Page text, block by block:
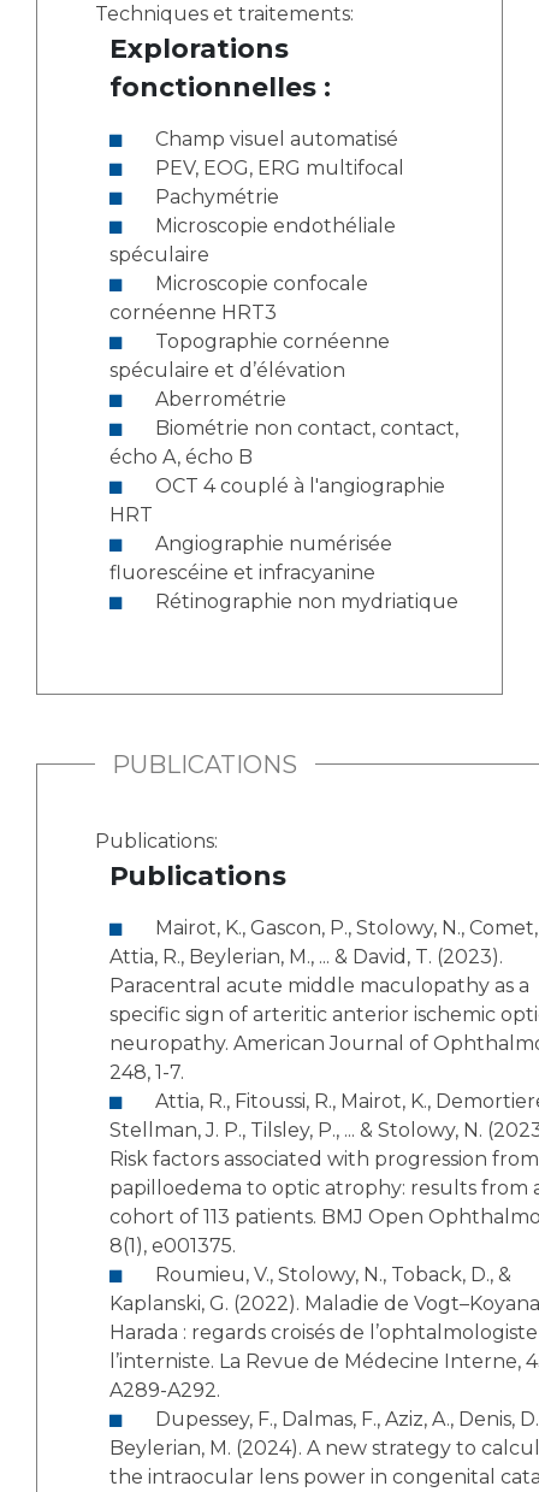
Techniques et traitements:
Explorations
fonctionnelles :
Champ visuel automatisé
PEV, EOG, ERG multifocal
Pachymétrie
spéculaire
cornéenne HRT3
spéculaire et d’élévation
Aberrométrie
écho A, écho B
HRT
fluorescéine et infracyanine
Rétinographie non mydriatique
PUBLICATIONS
Publications:
Publications
Attia, R., Beylerian, M., ... & David, T. (2023).
Paracentral acute middle maculopathy as a
specific sign of arteritic anterior ischemic
neuropathy. American Journal of
248, 1-7.
Stellman, J. P., Tilsley, P., ... & Stolowy, N.
Risk factors associated with progression from
papilloedema to optic atrophy: results from
cohort of 113 patients. BMJ Open
8(1), e001375.
Kaplanski, G. (2022). Maladie de
Harada : regards croisés de
l’interniste. La Revue de Médecine Interne,
A289-A292.
Beylerian, M. (2024). A new strategy to
the intraocular lens power in congenital